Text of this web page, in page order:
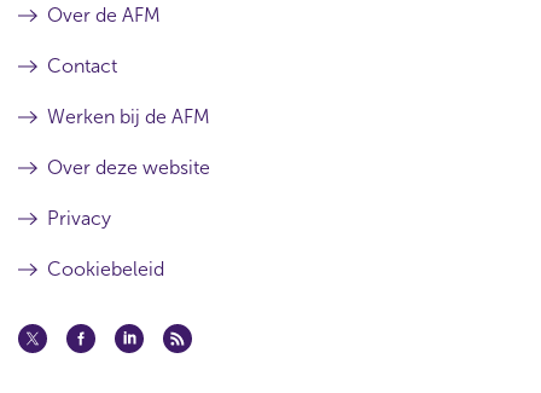
Over de AFM
Contact
Werken bij de AFM
Over deze website
Privacy
Cookiebeleid